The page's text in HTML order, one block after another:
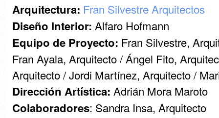
Arquitectura: Fran Silvestre Arquitectos
Diseño Interior: Alfaro Hofmann
Equipo de Proyecto: Fran Silvestre,
Fran Ayala, Arquitecto / Ángel Fito,
Arquitecto / Jordi Martínez, Arquitecto /
Dirección Artística: Adrián Mora Maroto
Colaboradores: Sandra Insa, Arquitecto